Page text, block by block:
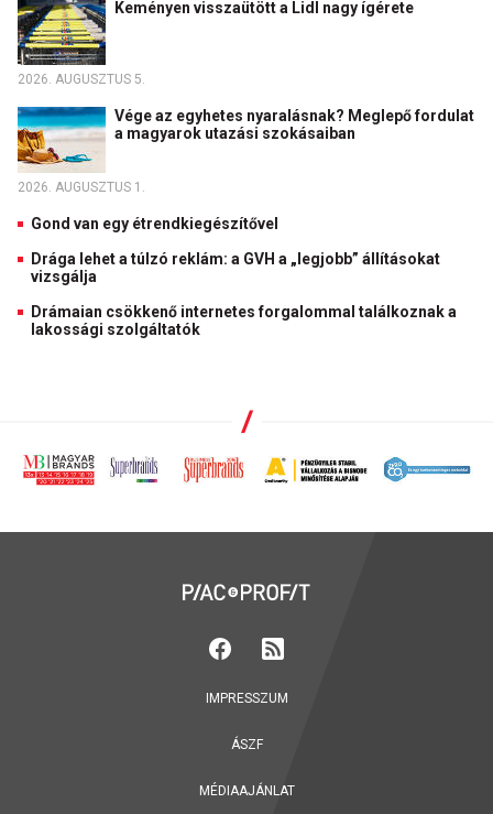
Keményen visszaütött a Lidl nagy ígérete
2026. AUGUSZTUS 5.
Vége az egyhetes nyaralásnak? Meglepő fordulat
a magyarok utazási szokásaiban
2026. AUGUSZTUS 1.
Gond van egy étrendkiegészítővel
Drága lehet a túlzó reklám: a GVH a „legjobb” állításokat
vizsgálja
Drámaian csökkenő internetes forgalommal találkoznak a
lakossági szolgáltatók
IMPRESSZUM
ÁSZF
MÉDIAAJÁNLAT